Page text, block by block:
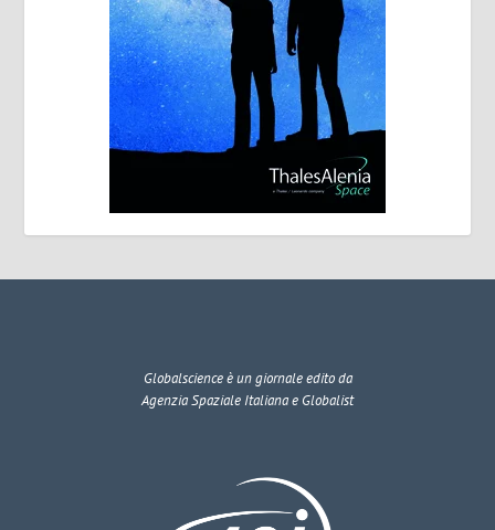
Globalscienceè un giornale edito da
Agenzia Spaziale Italiana e Globalist